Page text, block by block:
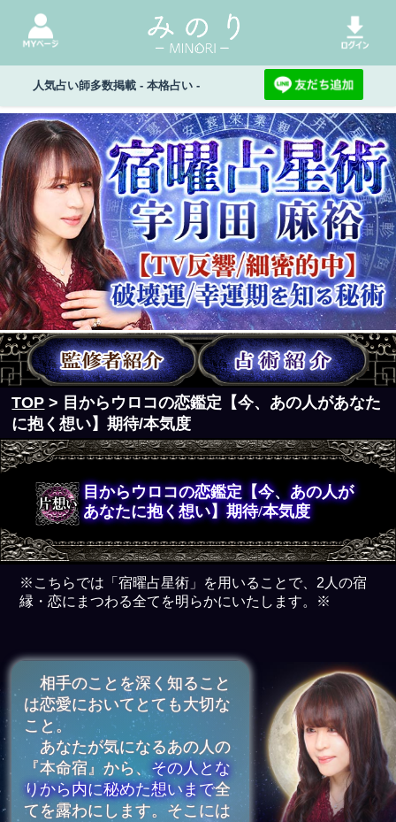
人気占い師多数掲載 - 本格占い -
TOP > 目からウロコの恋鑑定【今、あの人があなた
に抱く想い】期待/本気度
目からウロコの恋鑑定【今、あの人が
あなたに抱く想い】期待/本気度
※こちらでは「宿曜占星術」を用いることで、2人の宿
縁・恋にまつわる全てを明らかにいたします。※
相手のことを深く知ること
は恋愛においてとても大切な
こと。
あなたが気になるあの人の
『本命宿』から、 その人とな
りから内に秘めた想いまで全
てを露わにします。そこには